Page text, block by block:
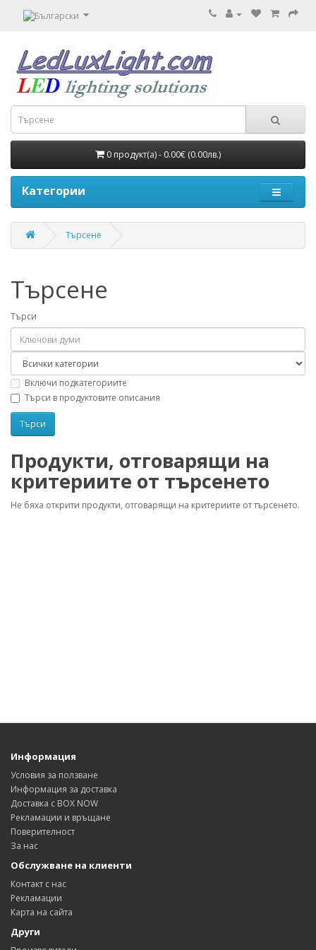
0 продукт(а) - 0.00€ (0.00лв.)
Категории
Търсене
Търсене
Търси
Включи подкатегориите
Търси в продуктовите описания
Продукти, отговарящи на
критериите от търсенето
Не бяха открити продукти, отговарящи на критериите от търсенето.
Информация
Условия за ползване
Информация за доставка
Доставка с BOX NOW
Рекламации и връщане
Поверителност
За нас
Обслужване на клиенти
Контакт с нас
Рекламации
Карта на сайта
Други